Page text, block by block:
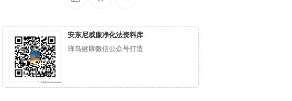
安东尼威廉净化法资料库
蜂鸟健康微信公众号打造